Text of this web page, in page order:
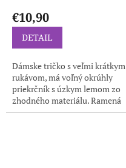
€10,90
DETAIL
Dámske tričko s veľmi krátkym
rukávom, má voľný okrúhly
priekrčník s úzkym lemom zo
zhodného materiálu. Ramená
sú spevnené všitým prúžkom.